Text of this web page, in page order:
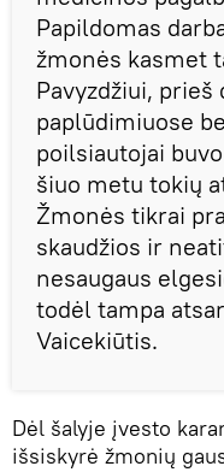
Papildomas
žmonės kasmet
Pavyzdžiui,
paplūdimiuose
poilsiautojai
šiuo metu tokių
Žmonės tikrai
skaudžios ir
nesaugaus
todėl tampa
Vaicekiūtis.
Dėl šalyje įvesto
išsiskyrė žmonių